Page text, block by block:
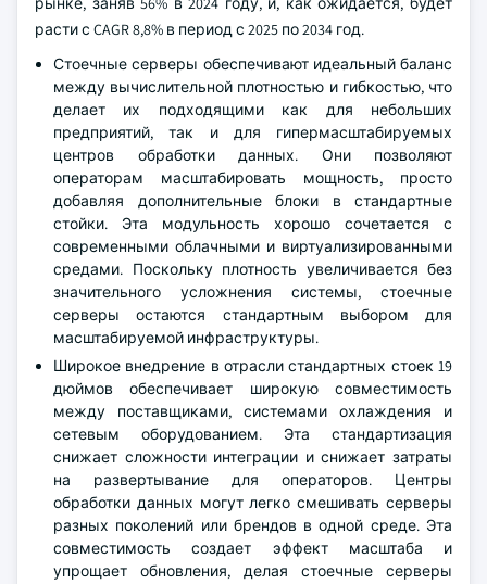
расти с CAGR 8,8% в период с 2025 по 2034 год.
Стоечные серверы обеспечивают идеальный баланс
между вычислительной плотностью и гибкостью, что
делает их подходящими как для небольших
предприятий, так и для гипермасштабируемых
центров обработки данных. Они позволяют
операторам масштабировать мощность, просто
добавляя дополнительные блоки в стандартные
стойки. Эта модульность хорошо сочетается с
современными облачными и виртуализированными
средами. Поскольку плотность увеличивается без
значительного усложнения системы, стоечные
серверы остаются стандартным выбором для
масштабируемой инфраструктуры.
Широкое внедрение в отрасли стандартных стоек 19
дюймов обеспечивает широкую совместимость
между поставщиками, системами охлаждения и
сетевым оборудованием. Эта стандартизация
снижает сложности интеграции и снижает затраты
на развертывание для операторов. Центры
обработки данных могут легко смешивать серверы
разных поколений или брендов в одной среде. Эта
совместимость создает эффект масштаба и
упрощает обновления, делая стоечные серверы